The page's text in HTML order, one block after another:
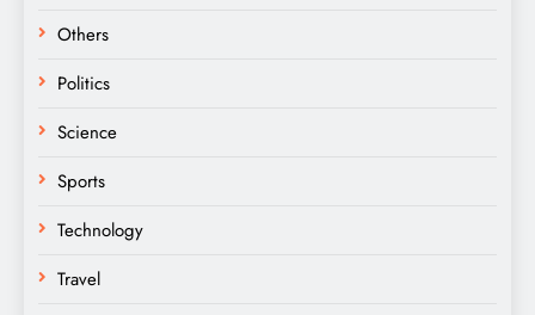
Others
Politics
Science
Sports
Technology
Travel